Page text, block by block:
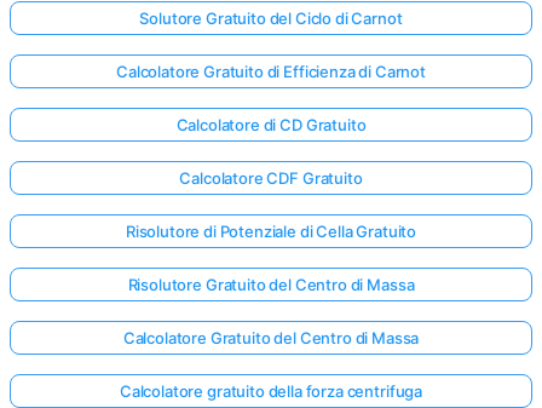
Solutore Gratuito del Ciclo di Carnot
Calcolatore Gratuito di Efficienza di Carnot
Calcolatore di CD Gratuito
Calcolatore CDF Gratuito
Risolutore di Potenziale di Cella Gratuito
Risolutore Gratuito del Centro di Massa
Calcolatore Gratuito del Centro di Massa
Calcolatore gratuito della forza centrifuga